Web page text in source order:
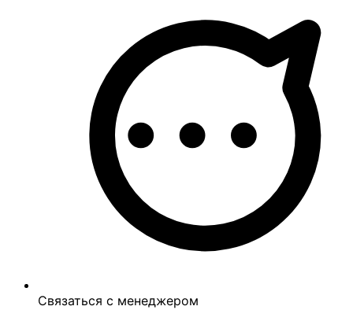
Связаться с менеджером